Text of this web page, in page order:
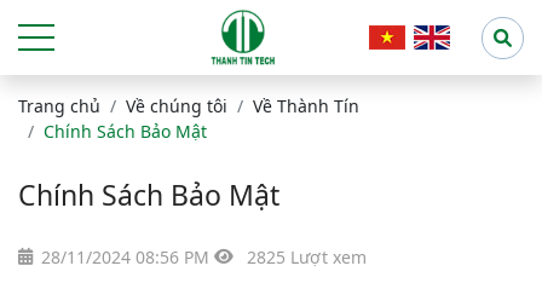
Trang chủ Về chúng tôi
Về Thành Tín
Chính Sách Bảo Mật
Chính Sách Bảo Mật
28/11/2024 08:56 PM 2825 Lượt xem